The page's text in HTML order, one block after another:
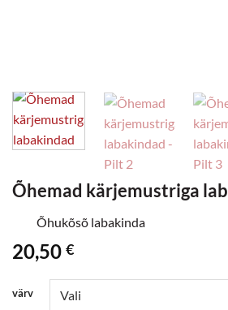
Õhemad kärjemustriga
Õhukõsõ labakinda
20,50 €
värv